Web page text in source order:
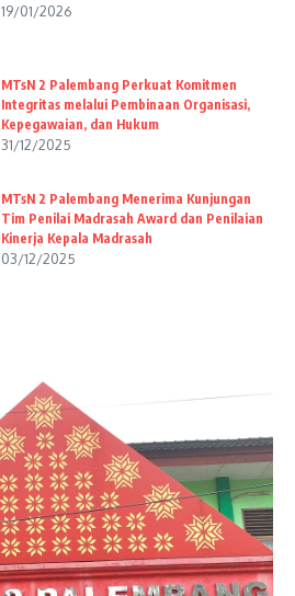
19/01/2026
MTsN 2 Palembang Perkuat Komitmen
Integritas melalui Pembinaan Organisasi,
Kepegawaian, dan Hukum
31/12/2025
MTsN 2 Palembang Menerima Kunjungan
Tim Penilai Madrasah Award dan Penilaian
Kinerja Kepala Madrasah
03/12/2025